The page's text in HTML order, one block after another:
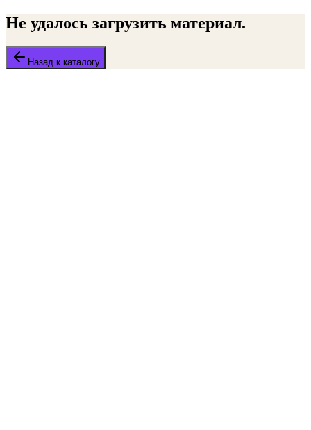
Не удалось загрузить материал.
Назад к каталогу